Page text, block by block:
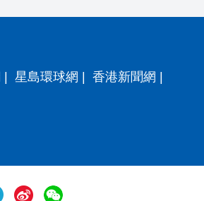
星島環球網 香港新聞網